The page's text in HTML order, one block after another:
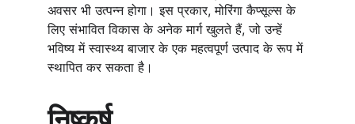
अवसर भी उत्पन्न होगा। इस प्रकार, मोरिंगा कैप्सूल्स के
लिए संभावित विकास के अनेक मार्ग खुलते हैं, जो उन्हें
भविष्य में स्वास्थ्य बाजार के एक महत्वपूर्ण उत्पाद के रूप में
स्थापित कर सकता है।